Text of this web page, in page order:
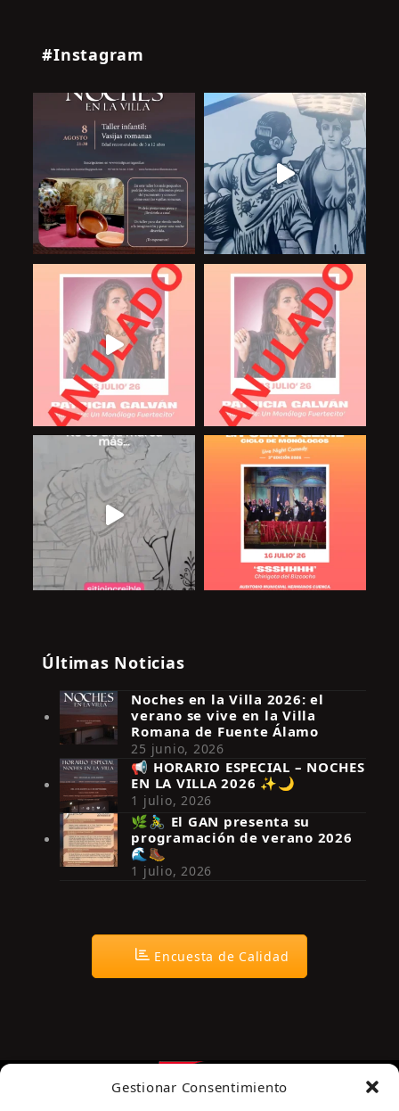
Gestionar Consentimiento
#Instagram
Síguenos en Instagram
Últimas Noticias
Noches en la Villa 2026: el
verano se vive en la Villa
Romana de Fuente Álamo
25 junio, 2026
📢 HORARIO ESPECIAL – NOCHES
EN LA VILLA 2026 ✨🌙
1 julio, 2026
🌿🚴‍♂️ El GAN presenta su
programación de verano 2026
🌊🥾
1 julio, 2026
Encuesta de Calidad